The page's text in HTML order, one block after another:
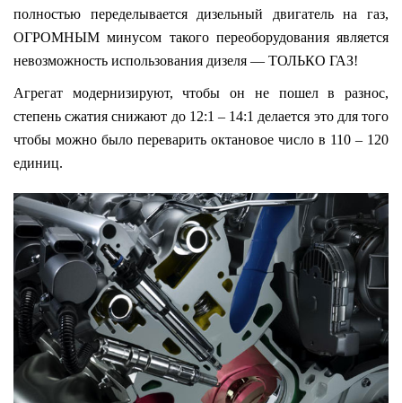
полностью переделывается дизельный двигатель на газ,
ОГРОМНЫМ минусом такого переоборудования является
невозможность использования дизеля — ТОЛЬКО ГАЗ!
Агрегат модернизируют, чтобы он не пошел в разнос,
степень сжатия снижают до 12:1 – 14:1 делается это для того
чтобы можно было переварить октановое число в 110 – 120
единиц.